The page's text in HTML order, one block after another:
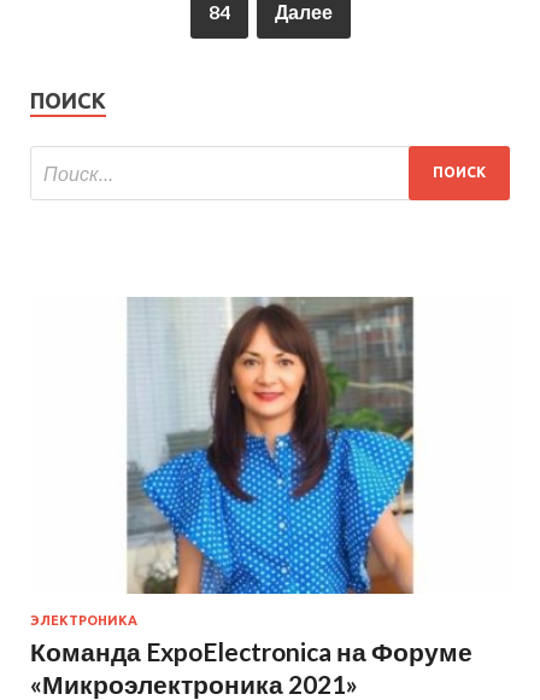
84 Далее
ПОИСК
ЭЛЕКТРОНИКА
Команда ExpoElectronica на Форуме
«Микроэлектроника 2021»